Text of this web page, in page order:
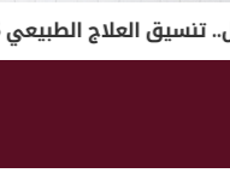
والكليات المتاحة لطلاب علمي علوم